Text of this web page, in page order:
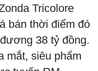
Tricolore
bán thời điểm đó
38 tỷ đồng.
mắt, siêu phẩm